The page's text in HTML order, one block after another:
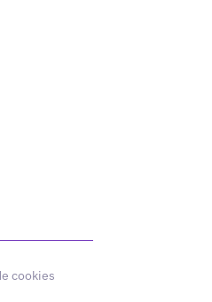
cookies